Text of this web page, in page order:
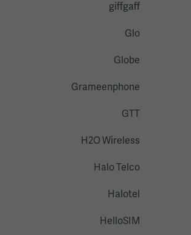
giffgaff
Glo
Globe
Grameenphone
GTT
H2O Wireless
Halo Telco
Halotel
HelloSIM